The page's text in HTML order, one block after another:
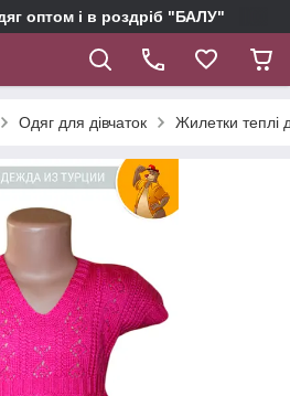
оптом і в роздріб "БАЛУ"
Одяг для дівчаток Жилетки теплі